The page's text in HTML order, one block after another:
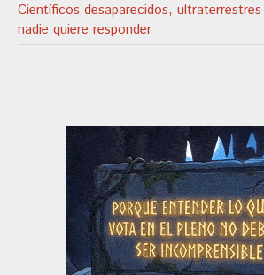
Científicos desaparecidos,
nadie quiere responder